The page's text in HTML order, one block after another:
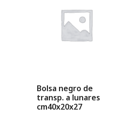
Bolsa negro de
transp. a lunares
cm40x20x27